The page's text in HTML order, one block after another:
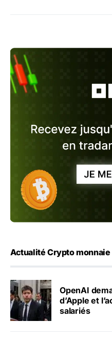
Actualité Crypto monnaie
OpenAI
d’Apple et
salariés